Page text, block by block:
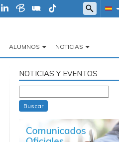
ALUMNOS NOTICIAS
NOTICIAS Y EVENTOS
Buscar